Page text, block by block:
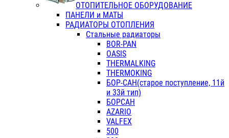
ОТОПИТЕЛЬНОЕ ОБОРУДОВАНИЕ
ПАНЕЛИ и МАТЫ
РАДИАТОРЫ ОТОПЛЕНИЯ
Стальные радиаторы
BOR-PAN
OASIS
THERMALKING
THERMOKING
БОР-САН(старое поступление, 11й
и 33й тип)
БОРСАН
AZARIO
VALFEX
500